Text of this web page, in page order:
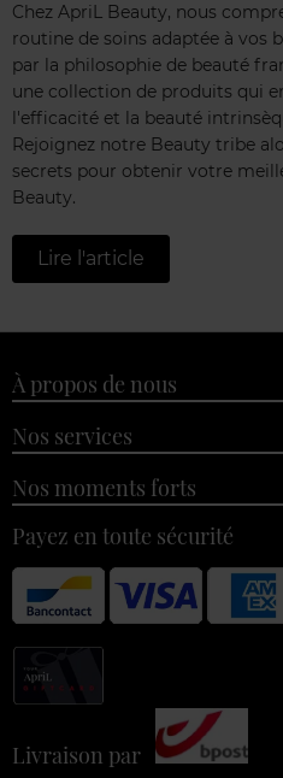
Chez ApriL Beauty, nous
routine de soins adaptée à vos
par la philosophie de beauté
une collection de produits qui
l'efficacité et la beauté
Rejoignez notre Beauty tribe
secrets pour obtenir votre
Beauty.
Lire l'article
À propos de nous
Nos services
Nos moments forts
Payez en toute sécurité
Livraison par